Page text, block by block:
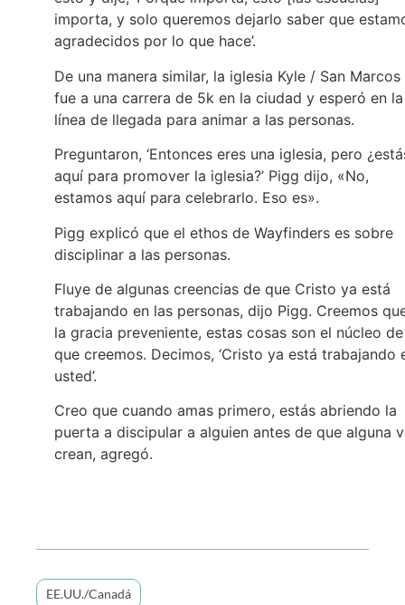
importa, y solo queremos dejarlo saber que
agradecidos por lo que hace’.
De una manera similar, la iglesia Kyle / San Marcos
fue a una carrera de 5k en la ciudad y esperó en la
línea de llegada para animar a las personas.
Preguntaron, ‘Entonces eres una iglesia, pero
aquí para promover la iglesia?’ Pigg dijo, «No,
estamos aquí para celebrarlo. Eso es».
Pigg explicó que el ethos de Wayfinders es sobre
disciplinar a las personas.
Fluye de algunas creencias de que Cristo ya está
trabajando en las personas, dijo Pigg. Creemos
la gracia preveniente, estas cosas son el núcleo
que creemos. Decimos, ‘Cristo ya está trabajando
usted’.
Creo que cuando amas primero, estás abriendo la
puerta a discipular a alguien antes de que alguna
crean, agregó.
EE.UU./Canadá